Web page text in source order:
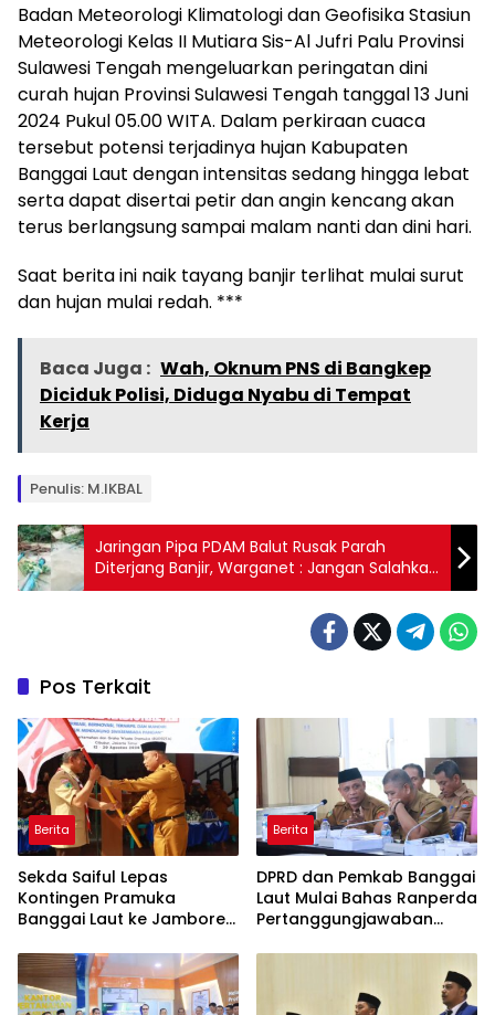
Badan Meteorologi Klimatologi dan Geofisika Stasiun
Meteorologi Kelas II Mutiara Sis-Al Jufri Palu Provinsi
Sulawesi Tengah mengeluarkan peringatan dini
curah hujan Provinsi Sulawesi Tengah tanggal 13 Juni
2024 Pukul 05.00 WITA. Dalam perkiraan cuaca
tersebut potensi terjadinya hujan Kabupaten
Banggai Laut dengan intensitas sedang hingga lebat
serta dapat disertai petir dan angin kencang akan
terus berlangsung sampai malam nanti dan dini hari.
Saat berita ini naik tayang banjir terlihat mulai surut
dan hujan mulai redah. ***
Baca Juga : Wah, Oknum PNS di Bangkep
Diciduk Polisi, Diduga Nyabu di Tempat
Kerja
Penulis: M.IKBAL
Jaringan Pipa PDAM Balut Rusak Parah
Diterjang Banjir, Warganet : Jangan Salahkan
Siapa-Siapa
Pos Terkait
Berita
Sekda Saiful Lepas
Kontingen Pramuka
Banggai Laut ke Jambore
Jaga Nama Daerah
Berita
DPRD dan Pemkab Banggai
Laut Mulai Bahas Ranperda
Pertanggungjawaban